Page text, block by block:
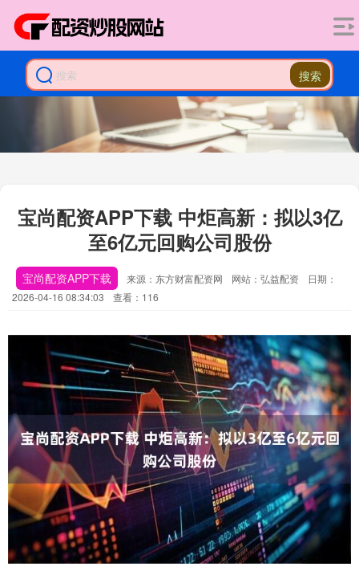
搜索
宝尚配资APP下载 中炬高新：拟以3亿
至6亿元回购公司股份
宝尚配资APP下载 来源：东方财富配资网 网站：弘益配资
日期：
2026-04-16 08:34:03
查看：116